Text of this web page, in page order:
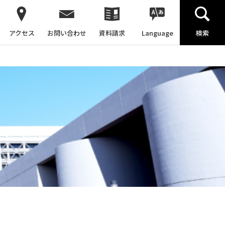
アクセス お問い合わせ 資料請求 Language 検索